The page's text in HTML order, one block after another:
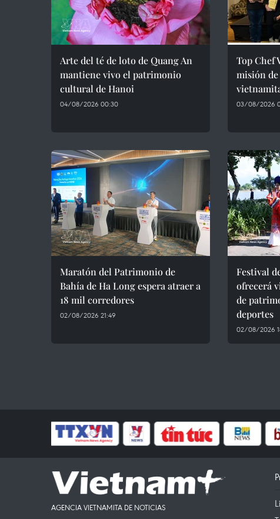
Arte del té de loto de Quang An
mantiene vivo el patrimonio
cultural de Hanoi
04/08/2026 00:30
Top Chef
misión
03/08/2026
Maratón del Patrimonio de
Bahía de Ha Long espera atraer a
18 mil corredores
02/08/2026 21:49
Festival
ofrecerá
de
deportes
02/08/2026
AGENCIA VIETNAMITA DE NOTICIAS